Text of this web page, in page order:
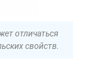
отличаться
свойств.